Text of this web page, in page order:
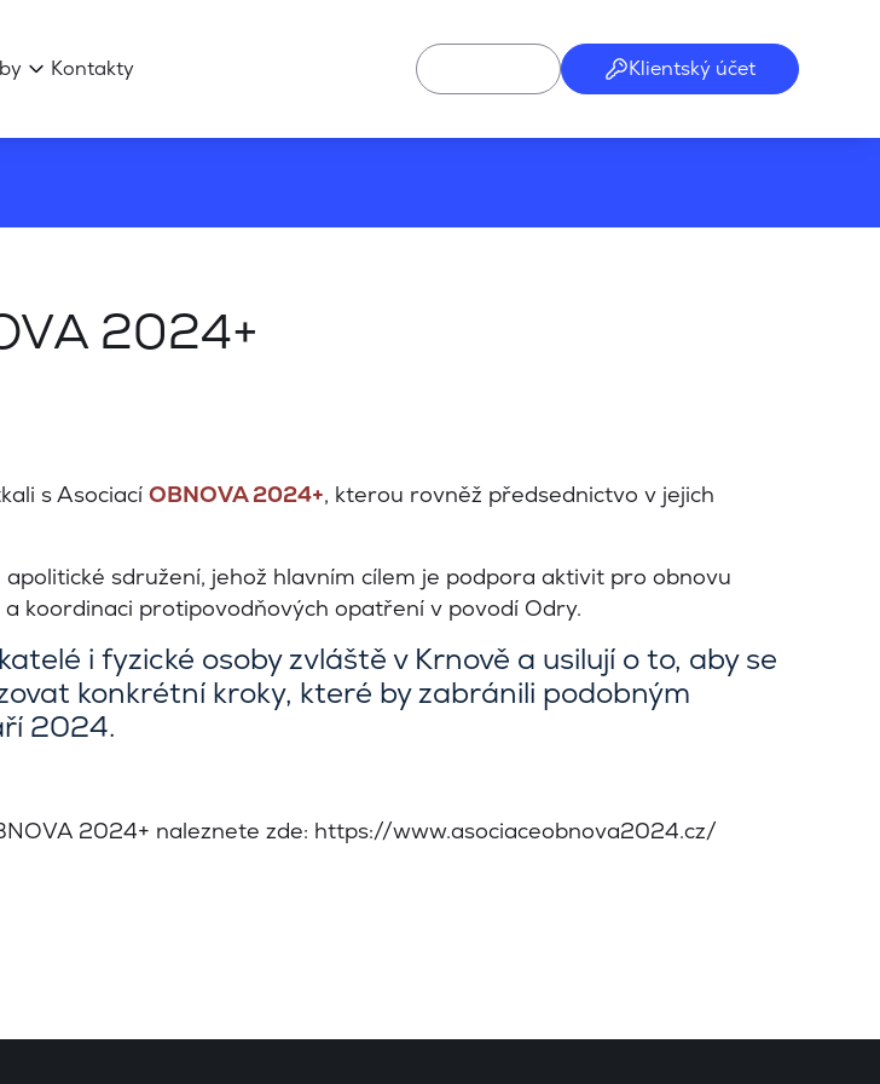
Kontakty Klientský účet
2024+
s Asociací OBNOVA 2024+, kterou rovněž předsednictvo v jejich
sdružení, jehož hlavním cílem je podpora aktivit pro obnovu
koordinaci protipovodňových opatření v povodí Odry.
i fyzické osoby zvláště v Krnově a usilují o to, aby se
konkrétní kroky, které by zabránili podobným
2024.
2024+ naleznete zde: https://www.asociaceobnova2024.cz/